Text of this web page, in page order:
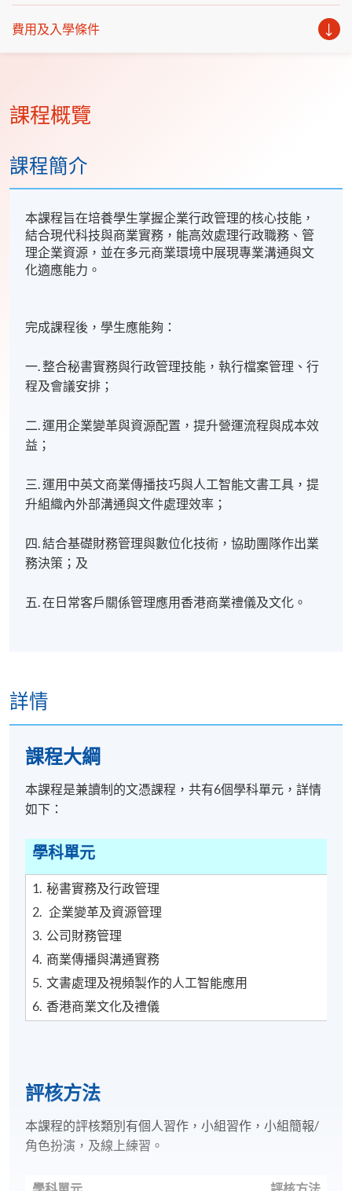
費用及入學條件
課程概覽
課程簡介
本課程旨在培養學生掌握企業行政管理的核心技能，
結合現代科技與商業實務，能高效處理行政職務、管
理企業資源，並在多元商業環境中展現專業溝通與文
化適應能力。
完成課程後，學生應能夠：
一. 整合秘書實務與行政管理技能，執行檔案管理、行
程及會議安排；
二. 運用企業變革與資源配置，提升營運流程與成本效
益；
三. 運用中英文商業傳播技巧與人工智能文書工具，提
升組織內外部溝通與文件處理效率；
四. 結合基礎財務管理與數位化技術，協助團隊作出業
務決策；及
五. 在日常客戶關係管理應用香港商業禮儀及文化。
詳情
課程​大綱
本課程是兼讀制的文憑課程，共有6個學科單元，詳情
如下：
學科單元
1. 秘書實務及行政管理
2. 企業變革及資源管理
3. 公司財務管理
4. 商業傳播與溝通實務
5. 文書處理及視頻製作的人工智能應用
6. 香港商業文化及禮儀
評核方法
本課程的評核類別有個人習作，小組習作，小組簡報/
角色扮演，及線上練習。